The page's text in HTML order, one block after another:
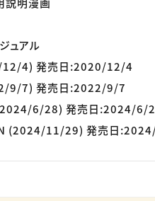
ュアル
4) 発売日:2020/12/4
9/7) 発売日:2022/9/7
6/28) 発売日:2024/6/
(2024/11/29) 発売日